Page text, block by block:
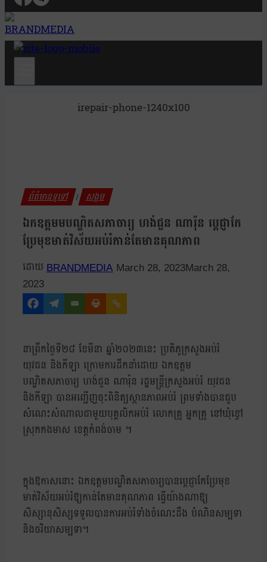
irepair-phone-1240x100
ព័ត៌មានទូទៅ | សង្គម
ឯកឧត្តមមបណ្ឌិតសភាចារ្យ ហង់ជួន ណារ៉ុន ប្តេជ្ញាកែ
ប្រែមុខមាត់វិស័យអប់រំកាន់តែមានគុណភាព
BRANDMEDIA March 28, 2023March 28,
2023
នាព្រឹកថ្ងៃទី២៨ ខែមីនា ឆ្នាំ២០២៣នេះ ប្រតិភូក្រសួងអប់រំ
យុវជន និងកីឡា ក្រោមការដឹកនាំដោយ ឯកឧត្តម
បណ្ឌិតសភាចារ្យ ហង់ជួន ណារ៉ុន រដ្ឋមន្ត្រីក្រសួងអប់រំ យុវជន
និងកីឡា បានអញ្ជើញចុះពិនិត្យស្ថានភាពអប់រំ ព្រមទាំងបានជួប
សំណេះសំណាលជាមួយបុគ្គលិកអប់រំ លោកគ្រូ អ្នកគ្រូ នៅឃុំខ្ចៅ
ស្រុកកងមាស ខេត្តកំពង់ចាម ។
ក្នុងឱកាសនោះ ឯកឧត្តមបណ្ឌិតសភាចារ្យបានប្តេជ្ញាកែប្រែមុខ
មាត់វិស័យអប់រំឱ្យកាន់តែមានគុណភាព ធ្វើយ៉ាងណាឱ្យ
សិស្សានុសិស្សទទួលបានការអប់រំទាំងចំណេះដឹង បំណិនសម្បទា
និងចរិយាសម្បទា។